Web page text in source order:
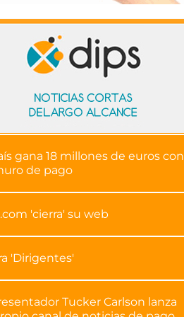
gana 18 millones de euros con
de pago
'cierra' su web
'Dirigentes'
Tucker Carlson lanza